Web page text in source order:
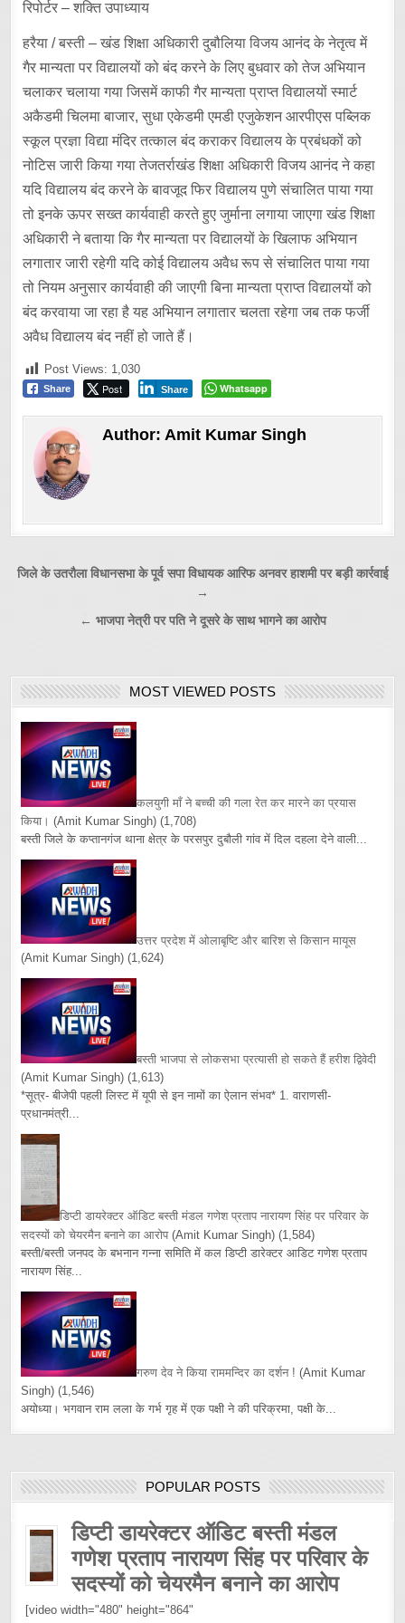
रिपोर्टर – शक्ति उपाध्याय
हरैया / बस्ती – खंड शिक्षा अधिकारी दुबौलिया विजय आनंद के नेतृत्व में
गैर मान्यता पर विद्यालयों को बंद करने के लिए बुधवार को तेज अभियान
चलाकर चलाया गया जिसमें काफी गैर मान्यता प्राप्त विद्यालयों स्मार्ट
अकैडमी चिलमा बाजार, सुधा एकेडमी एमडी एजुकेशन आरपीएस पब्लिक
स्कूल प्रज्ञा विद्या मंदिर तत्काल बंद कराकर विद्यालय के प्रबंधकों को
नोटिस जारी किया गया तेजतर्राखंड शिक्षा अधिकारी विजय आनंद ने कहा
यदि विद्यालय बंद करने के बावजूद फिर विद्यालय पुणे संचालित पाया गया
तो इनके ऊपर सख्त कार्यवाही करते हुए जुर्माना लगाया जाएगा खंड शिक्षा
अधिकारी ने बताया कि गैर मान्यता पर विद्यालयों के खिलाफ अभियान
लगातार जारी रहेगी यदि कोई विद्यालय अवैध रूप से संचालित पाया गया
तो नियम अनुसार कार्यवाही की जाएगी बिना मान्यता प्राप्त विद्यालयों को
बंद करवाया जा रहा है यह अभियान लगातार चलता रहेगा जब तक फर्जी
अवैध विद्यालय बंद नहीं हो जाते हैं।
Post Views: 1,030
Share Post Share Whatsapp
Author:Amit Kumar Singh
Post
navigation
जिले के उतरौला विधानसभा के पूर्व सपा विधायक आरिफ अनवर हाशमी पर बड़ी कार्रवाई
→
← भाजपा नेत्री पर पति ने दूसरे के साथ भागने का आरोप
MOST VIEWED POSTS
कलयुगी माँ ने बच्ची की गला रेत कर मारने का प्रयास
किया। (Amit Kumar Singh) (1,708)
बस्ती जिले के कप्तानगंज थाना क्षेत्र के परसपुर दुबौली गांव में दिल दहला देने वाली...
उत्तर प्रदेश में ओलाबृष्टि और बारिश से किसान मायूस
(Amit Kumar Singh) (1,624)
बस्ती भाजपा से लोकसभा प्रत्यासी हो सकते हैं हरीश द्विवेदी
(Amit Kumar Singh) (1,613)
*सूत्र- बीजेपी पहली लिस्ट में यूपी से इन नामों का ऐलान संभव* 1. वाराणसी-
प्रधानमंत्री...
डिप्टी डायरेक्टर ऑडिट बस्ती मंडल गणेश प्रताप नारायण सिंह पर परिवार के
सदस्यों को चेयरमैन बनाने का आरोप (Amit Kumar Singh) (1,584)
बस्ती/बस्ती जनपद के बभनान गन्ना समिति में कल डिप्टी डारेक्टर आडिट गणेश प्रताप
नारायण सिंह...
गरुण देव ने किया राममन्दिर का दर्शन ! (Amit Kumar
Singh) (1,546)
अयोध्या। भगवान राम लला के गर्भ गृह में एक पक्षी ने की परिक्रमा, पक्षी के...
POPULAR POSTS
डिप्टी डायरेक्टर ऑडिट बस्ती मंडल
गणेश प्रताप नारायण सिंह पर परिवार के
सदस्यों को चेयरमैन बनाने का आरोप
[video width="480" height="864"